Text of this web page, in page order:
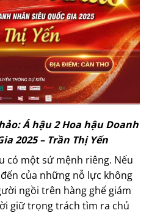
Á hậu 2 Hoa hậu Doanh
2025 – Trần Thị Yến
có một sứ mệnh riêng. Nếu
của những nỗ lực không
ngồi trên hàng ghế giám
giữ trọng trách tìm ra chủ